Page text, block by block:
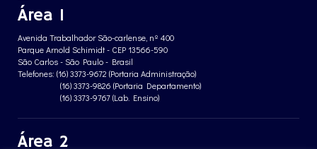
Área 1
Avenida Trabalhador São-carlense, nº 400
Parque Arnold Schimidt - CEP 13566-590
São Carlos - São Paulo - Brasil
Telefones: (16) 3373-9672 (Portaria Administração)
(16) 3373-9826 (Portaria Departamento)
(16) 3373-9767 (Lab. Ensino)
Área 2